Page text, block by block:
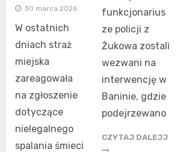
30 marca 2026
W ostatnich
dniach straż
miejska
zareagowała
na zgłoszenie
dotyczące
nielegalnego
spalania śmieci
funkcjonarius
ze policji z
Żukowa zostali
wezwani na
interwencję w
Baninie, gdzie
podejrzewano
CZYTAJ DALEJJ